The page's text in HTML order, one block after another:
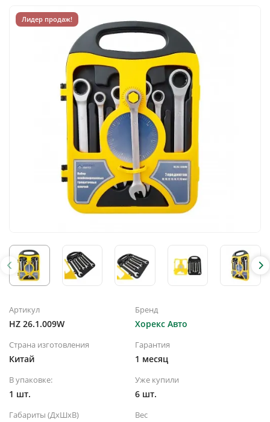
Лидер продаж!
Артикул
HZ 26.1.009W
Бренд
Хорекс Авто
Страна изготовления
Китай
Гарантия
1 месяц
В упаковке:
1 шт.
Уже купили
6 шт.
Габариты (ДхШхВ) Вес